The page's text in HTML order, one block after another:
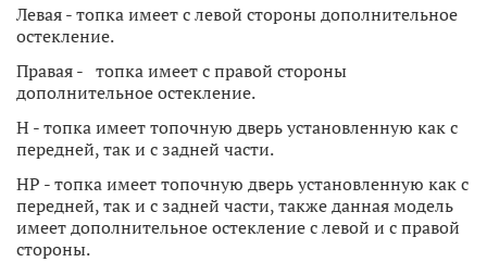
Левая - топка имеет с левой стороны дополнительное
остекление.
Правая - топка имеет с правой стороны
дополнительное остекление.
Н - топка имеет топочную дверь установленную как с
передней, так и с задней части.
HP - топка имеет топочную дверь установленную как с
передней, так и с задней части, также данная модель
имеет дополнительное остекление с левой и с правой
стороны.